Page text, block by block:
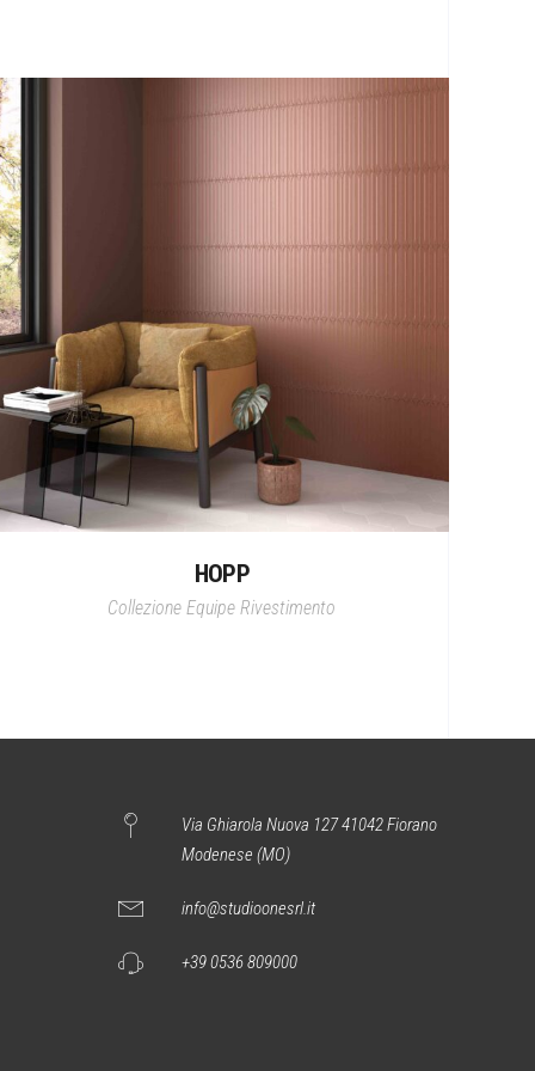
HOPP
Collezione Equipe Rivestimento
Via Ghiarola Nuova 127 41042 Fiorano
Modenese (MO)
info@studioonesrl.it
+39 0536 809000